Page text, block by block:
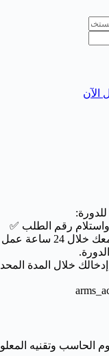
الآن
2. سيتم التواصل معك
خلال المدة
الحاسب وتقنيه